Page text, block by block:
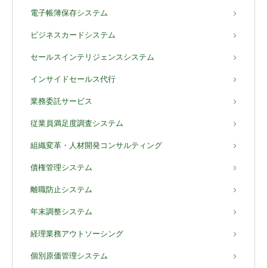
電子帳簿保存システム
ビジネスカードシステム
セールスインテリジェンスシステム
インサイドセールス代行
業務委託サービス
従業員満足度調査システム
組織変革・人材開発コンサルティング
債権管理システム
離職防止システム
年末調整システム
経理業務アウトソーシング
個別原価管理システム